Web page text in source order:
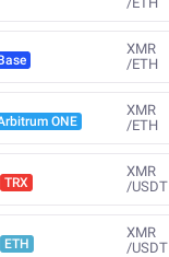
XMR
/ETH
ONE
XMR
/ETH
TRX
XMR
/USDT
ETH
XMR
/USDT